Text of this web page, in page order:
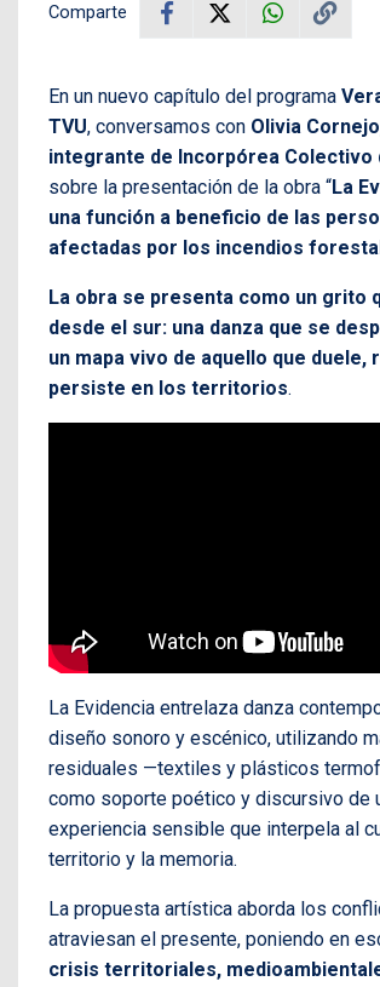
Comparte
En un nuevo capítulo del programa
TVU, conversamos con Olivia
integrante de Incorpórea Colectivo
sobre la presentación de la obra “La
una función a beneficio de las
afectadas por los incendios
La obra se presenta como un grito
desde el sur: una danza que se
un mapa vivo de aquello que duele,
persiste en los territorios.
La Evidencia entrelaza danza
diseño sonoro y escénico, utilizando
residuales —textiles y plásticos
como soporte poético y discursivo de
experiencia sensible que interpela al
territorio y la memoria.
La propuesta artística aborda los
atraviesan el presente, poniendo en
crisis territoriales,